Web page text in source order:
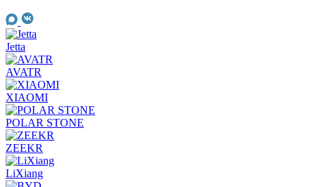
Jetta
AVATR
XIAOMI
POLAR STONE
ZEEKR
LiXiang